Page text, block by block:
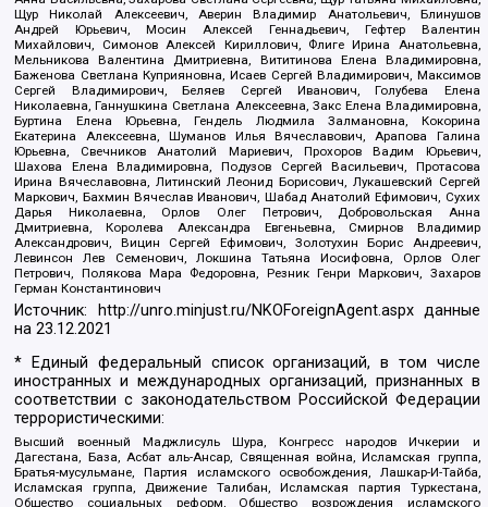
Щур Николай Алексеевич, Аверин Владимир Анатольевич, Блинушов
Андрей Юрьевич, Мосин Алексей Геннадьевич, Гефтер Валентин
Михайлович, Симонов Алексей Кириллович, Флиге Ирина Анатольевна,
Мельникова Валентина Дмитриевна, Вититинова Елена Владимировна,
Баженова Светлана Куприяновна, Исаев Сергей Владимирович, Максимов
Сергей Владимирович, Беляев Сергей Иванович, Голубева Елена
Николаевна, Ганнушкина Светлана Алексеевна, Закс Елена Владимировна,
Буртина Елена Юрьевна, Гендель Людмила Залмановна, Кокорина
Екатерина Алексеевна, Шуманов Илья Вячеславович, Арапова Галина
Юрьевна, Свечников Анатолий Мариевич, Прохоров Вадим Юрьевич,
Шахова Елена Владимировна, Подузов Сергей Васильевич, Протасова
Ирина Вячеславовна, Литинский Леонид Борисович, Лукашевский Сергей
Маркович, Бахмин Вячеслав Иванович, Шабад Анатолий Ефимович, Сухих
Дарья Николаевна, Орлов Олег Петрович, Добровольская Анна
Дмитриевна, Королева Александра Евгеньевна, Смирнов Владимир
Александрович, Вицин Сергей Ефимович, Золотухин Борис Андреевич,
Левинсон Лев Семенович, Локшина Татьяна Иосифовна, Орлов Олег
Петрович, Полякова Мара Федоровна, Резник Генри Маркович, Захаров
Герман Константинович
Источник: http://unro.minjust.ru/NKOForeignAgent.aspxданные
на23.12.2021
* Единый федеральный список организаций, в том числе
иностранных и международных организаций, признанных в
соответствии с законодательством Российской Федерации
террористическими:
Высший военный Маджлисуль Шура, Конгресс народов Ичкерии и
Дагестана, База, Асбат аль-Ансар, Священная война, Исламская группа,
Братья-мусульмане, Партия исламского освобождения, Лашкар-И-Тайба,
Исламская группа, Движение Талибан, Исламская партия Туркестана,
Общество социальных реформ, Общество возрождения исламского